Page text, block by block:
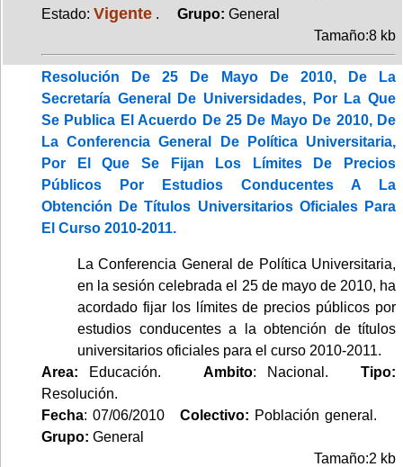
Estado: Vigente . Grupo: General
Tamaño:8 kb
Resolución De 25 De Mayo De 2010, De La
Secretaría General De Universidades, Por La Que
Se Publica El Acuerdo De 25 De Mayo De 2010, De
La Conferencia General De Política Universitaria,
Por El Que Se Fijan Los Límites De Precios
Públicos Por Estudios Conducentes A La
Obtención De Títulos Universitarios Oficiales Para
El Curso 2010-2011.
La Conferencia General de Política Universitaria,
en la sesión celebrada el 25 de mayo de 2010, ha
acordado fijar los límites de precios públicos por
estudios conducentes a la obtención de títulos
universitarios oficiales para el curso 2010-2011.
Area: Educación.Ambito: Nacional.Tipo:
Resolución.
Fecha: 07/06/2010Colectivo: Población general.
Grupo: General
Tamaño:2 kb